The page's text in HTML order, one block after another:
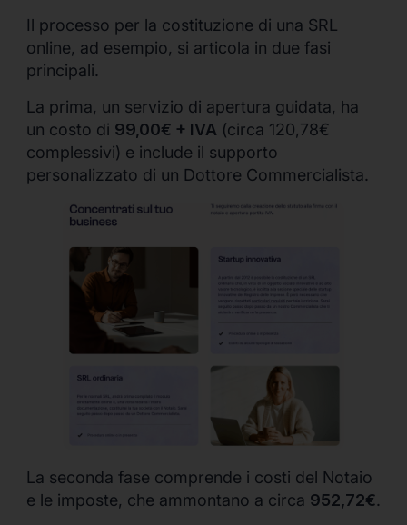
Il processo per la costituzione di una SRL
online, ad esempio, si articola in due fasi
principali.
La prima, un servizio di apertura guidata, ha
un costo di 99,00€ + IVA (circa 120,78€
complessivi) e include il supporto
personalizzato di un Dottore Commercialista.
La seconda fase comprende i costi del Notaio
e le imposte, che ammontano a circa 952,72€.